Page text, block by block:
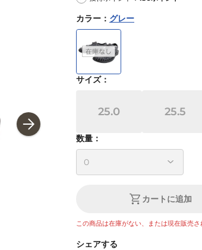
カラー ： グレー
サイズ：
25.0 25.5
数量：
カートに追加
この商品は在庫がない、または現在販売さ
シェアする